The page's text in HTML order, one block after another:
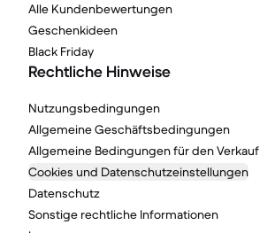
Alle Kundenbewertungen
Geschenkideen
Black Friday
Rechtliche Hinweise
Nutzungsbedingungen
Allgemeine Geschäftsbedingungen
Allgemeine Bedingungen für den Verkauf
Cookies und Datenschutzeinstellungen
Datenschutz
Sonstige rechtliche Informationen